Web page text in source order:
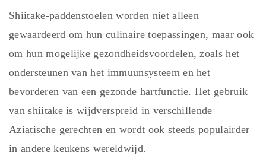
Shiitake-paddenstoelen worden niet alleen
gewaardeerd om hun culinaire toepassingen, maar ook
om hun mogelijke gezondheidsvoordelen, zoals het
ondersteunen van het immuunsysteem en het
bevorderen van een gezonde hartfunctie. Het gebruik
van shiitake is wijdverspreid in verschillende
Aziatische gerechten en wordt ook steeds populairder
in andere keukens wereldwijd.